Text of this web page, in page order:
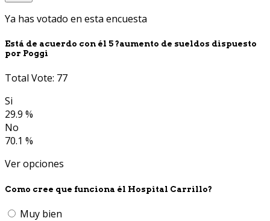
Ya has votado en esta encuesta
Está de acuerdo con él 5 ?aumento de sueldos dispuesto
por Poggi
Total Vote: 77
Si
29.9 %
No
70.1 %
Ver opciones
Como cree que funciona él Hospital Carrillo?
Muy bien